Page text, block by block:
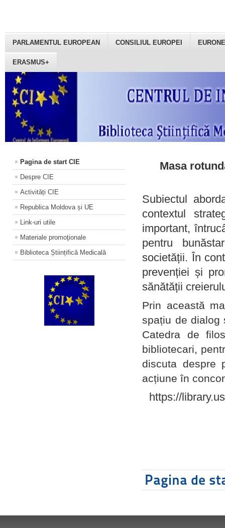
PARLAMENTUL EUROPEAN CONSILIUL EUROPEI
ERASMUS+
Pagina de start CIE
Despre CIE
Activități CIE
Republica Moldova și UE
Link-uri utile
Materiale promoţionale
Biblioteca Științifică Medicală
Masa
Subiectul
contextul
important,
pentru
societății. În
prevenției și
sănătății
Prin această
spațiu de dialog
Catedra de
bibliotecari,
discuta despre
acțiune în
https://
Pagina de